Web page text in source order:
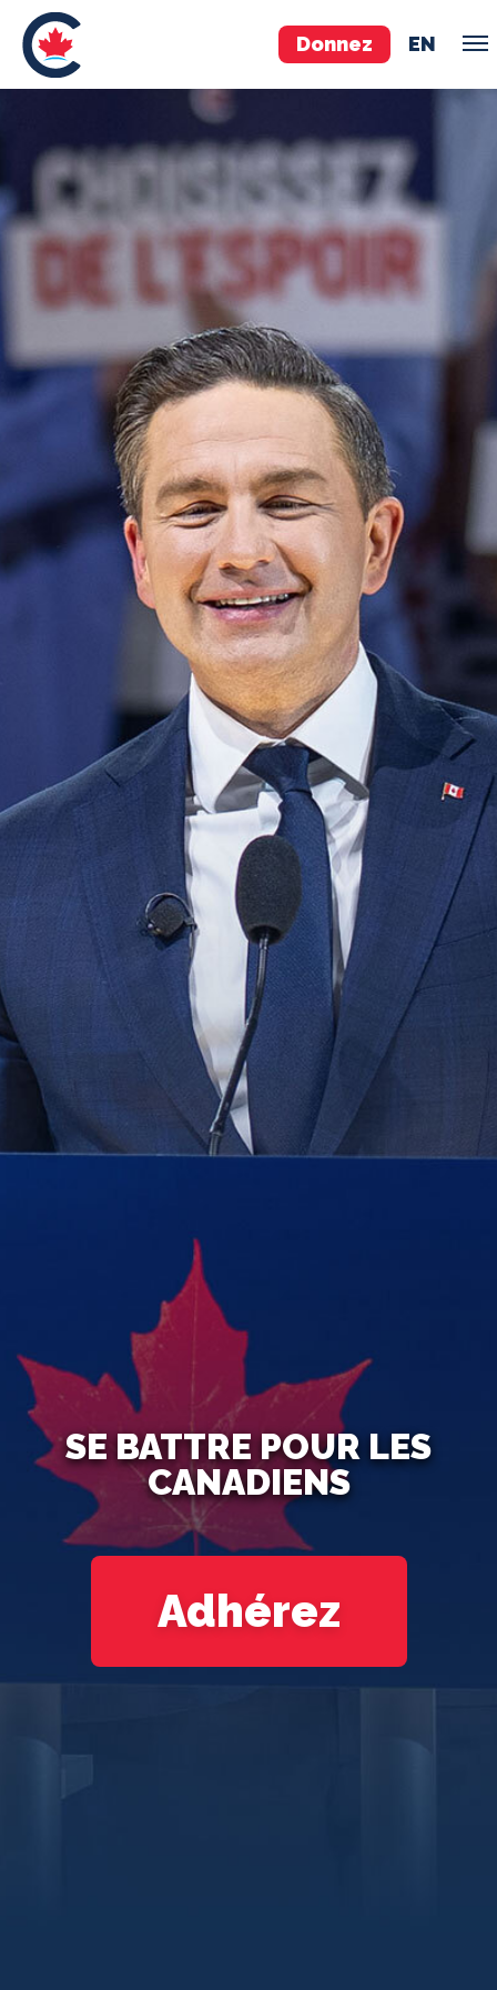
Donnez EN
ÉQUIPE
Pierre Poilievre
Vos députés conservateurs
Exécutif national
À PROPOS
Documents constitutifs
MÉDIAS
BÉNÉVOLE
ADHÉREZ
BOUTIQUE
SE BATTRE POUR LES
CANADIENS
Adhérez